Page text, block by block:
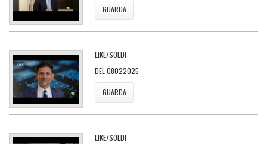
GUARDA
LIKE/SOLDI
DEL 08022025
GUARDA
LIKE/SOLDI